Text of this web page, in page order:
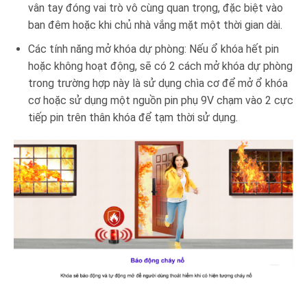
vân tay đóng vai trò vô cùng quan trọng, đặc biệt vào
ban đêm hoặc khi chủ nhà vắng mặt một thời gian dài.
Các tính năng mở khóa dự phòng: Nếu ổ khóa hết pin
hoặc không hoạt động, sẽ có 2 cách mở khóa dự phòng
trong trường hợp này là sử dụng chìa cơ để mở ổ khóa
cơ hoặc sử dụng một nguồn pin phụ 9V chạm vào 2 cực
tiếp pin trên thân khóa để tạm thời sử dụng.